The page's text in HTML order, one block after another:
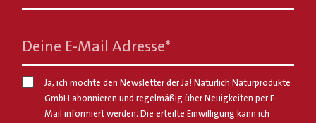
Deine E-Mail Adresse*
Ja, ich möchte den Newsletter der Ja! Natürlich Naturprodukte
GmbH abonnieren und regelmäßig über Neuigkeiten per E-
Mail informiert werden. Die erteilte Einwilligung kann ich